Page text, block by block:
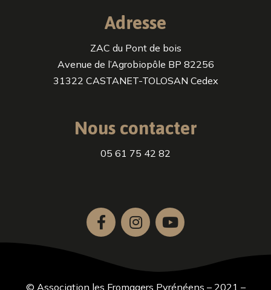
Adresse
ZAC du Pont de bois
Avenue de l’Agrobiopôle BP 82256
31322 CASTANET-TOLOSAN Cedex
Nous contacter
05 61 75 42 82
© Association les Fromagers Pyrénéens – 2021 –